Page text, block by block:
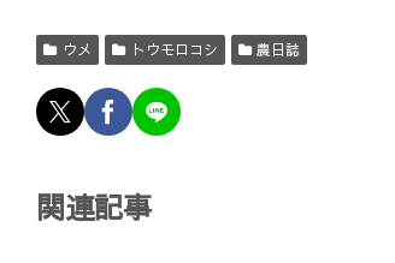
ウメ トウモロコシ 農日誌
関連記事